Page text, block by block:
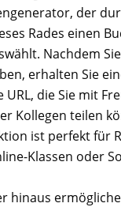
der
Rades einen
Nachdem
erhalten Sie
URL, die Sie mit
Kollegen teilen
ist perfekt für
Klassen oder
hinaus